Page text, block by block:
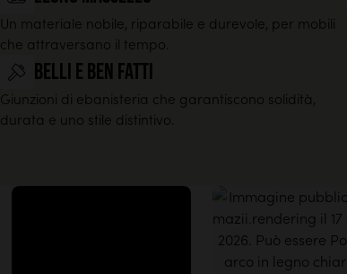
Un materiale nobile, riparabile e durevole, per mobili
che attraversano il tempo.
Belli e ben fatti
Giunzioni di ebanisteria che garantiscono solidità,
durata e uno stile distintivo.